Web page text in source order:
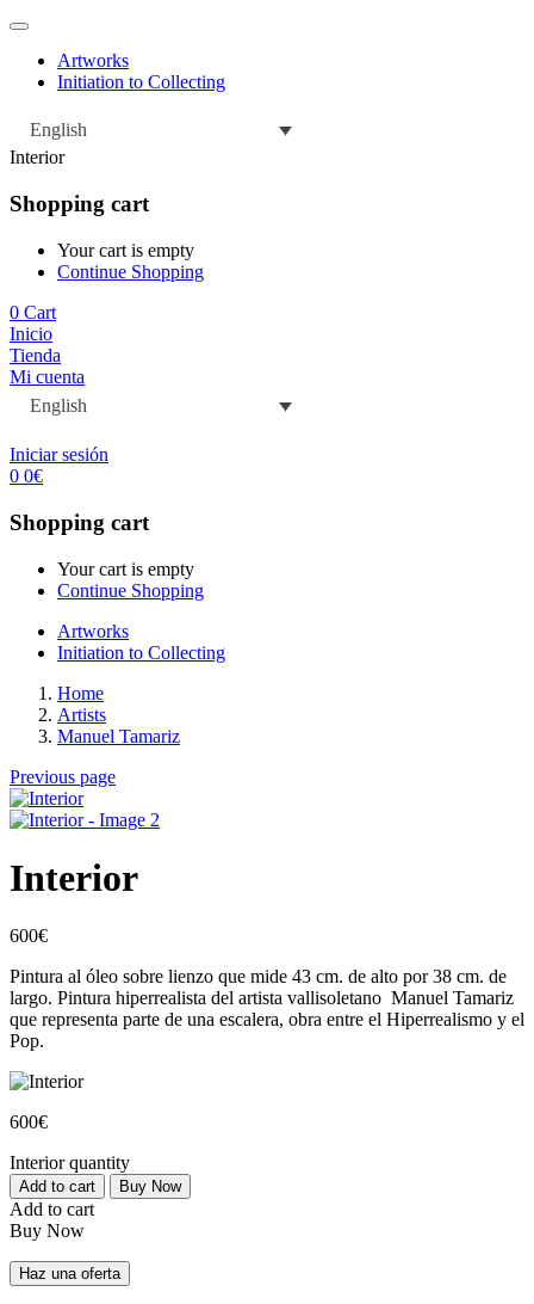
Artworks
Initiation to Collecting
English
Interior
Shopping cart
Your cart is empty
Continue Shopping
0 Cart
Inicio
Tienda
Mi cuenta
English
Iniciar sesión
0 0€
Shopping cart
Your cart is empty
Continue Shopping
Artworks
Initiation to Collecting
Home
Artists
Manuel Tamariz
Previous page
Interior
600€
Pintura al óleo sobre lienzo que mide 43 cm. de alto por 38 cm. de
largo. Pintura hiperrealista del artista vallisoletano Manuel Tamariz
que representa parte de una escalera, obra entre el Hiperrealismo y el
Pop.
600€
Interior quantity
Add to cart Buy Now
Add to cart
Buy Now
Haz una oferta